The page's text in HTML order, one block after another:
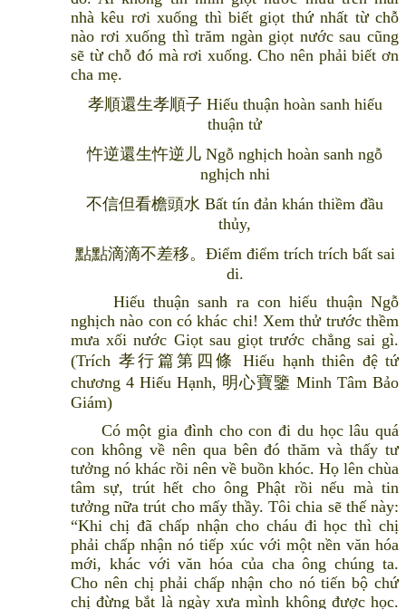
nhà kêu rơi xuống thì biết giọt thứ nhất từ chỗ
nào rơi xuống thì trăm ngàn giọt nước sau cũng
sẽ từ chỗ đó mà rơi xuống. Cho nên phải biết ơn
cha mẹ.
孝順還生孝順子 Hiếu thuận hoàn sanh hiếu
thuận tử
忤逆還生忤逆儿 Ngỗ nghịch hoàn sanh ngỗ
nghịch nhi
不信但看檐頭水 Bất tín đản khán thiềm đầu
thủy,
點點滴滴不差移。Điểm điểm trích trích bất sai
di.
Hiếu thuận sanh ra con hiếu thuận Ngỗ
nghịch nào con có khác chi! Xem thử trước thềm
mưa xối nước Giọt sau giọt trước chẳng sai gì.
(Trích 孝行篇第四條 Hiếu hạnh thiên đệ tứ
chương 4 Hiếu Hạnh, 明心寶鑒 Minh Tâm Bảo
Giám)
Có một gia đình cho con đi du học lâu quá
con không về nên qua bên đó thăm và thấy tư
tưởng nó khác rồi nên về buồn khóc. Họ lên chùa
tâm sự, trút hết cho ông Phật rồi nếu mà tin
tưởng nữa trút cho mấy thầy. Tôi chia sẽ thế này:
“Khi chị đã chấp nhận cho cháu đi học thì chị
phải chấp nhận nó tiếp xúc với một nền văn hóa
mới, khác với văn hóa của cha ông chúng ta.
Cho nên chị phải chấp nhận cho nó tiến bộ chứ
chị đừng bắt là ngày xưa mình không được học.